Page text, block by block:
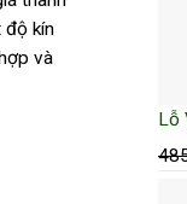
độ kín
và
Lỗ